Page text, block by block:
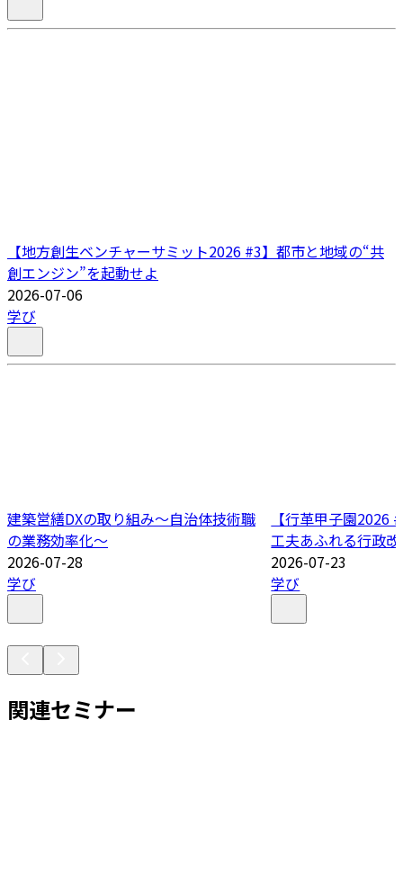
【地方創生ベンチャーサミット2026 #3】都市と地域の“共
創エンジン”を起動せよ
2026-07-06
学び
建築営繕DXの取り組み～自治体技術職
の業務効率化～
2026-07-28
学び
【行革甲子園2026
工夫あふれる行政
2026-07-23
学び
関連セミナー